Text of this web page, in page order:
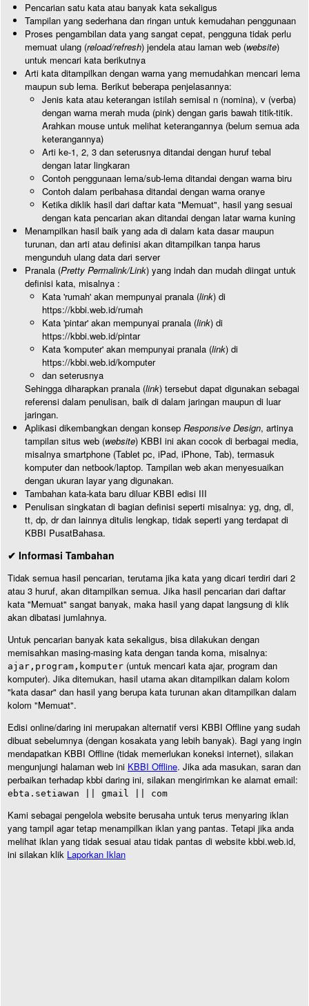
Pencarian satu kata atau banyak kata sekaligus
Tampilan yang sederhana dan ringan untuk kemudahan penggunaan
Proses pengambilan data yang sangat cepat, pengguna tidak perlu
memuat ulang (reload/refresh) jendela atau laman web (website)
untuk mencari kata berikutnya
Arti kata ditampilkan dengan warna yang memudahkan mencari lema
maupun sub lema. Berikut beberapa penjelasannya:
Jenis kata atau keterangan istilah semisal n (nomina), v (verba)
dengan warna merah muda (pink) dengan garis bawah titik-titik.
Arahkan mouse untuk melihat keterangannya (belum semua ada
keterangannya)
Arti ke-1, 2, 3 dan seterusnya ditandai dengan huruf tebal
dengan latar lingkaran
Contoh penggunaan lema/sub-lema ditandai dengan warna biru
Contoh dalam peribahasa ditandai dengan warna oranye
Ketika diklik hasil dari daftar kata "Memuat", hasil yang sesuai
dengan kata pencarian akan ditandai dengan latar warna kuning
Menampilkan hasil baik yang ada di dalam kata dasar maupun
turunan, dan arti atau definisi akan ditampilkan tanpa harus
mengunduh ulang data dari server
Pranala (Pretty Permalink/Link) yang indah dan mudah diingat untuk
definisi kata, misalnya :
Kata 'rumah' akan mempunyai pranala (link) di
https://kbbi.web.id/rumah
Kata 'pintar' akan mempunyai pranala (link) di
https://kbbi.web.id/pintar
Kata 'komputer' akan mempunyai pranala (link) di
https://kbbi.web.id/komputer
dan seterusnya
Sehingga diharapkan pranala (link) tersebut dapat digunakan sebagai
referensi dalam penulisan, baik di dalam jaringan maupun di luar
jaringan.
Aplikasi dikembangkan dengan konsep Responsive Design, artinya
tampilan situs web (website) KBBI ini akan cocok di berbagai media,
misalnya smartphone (Tablet pc, iPad, iPhone, Tab), termasuk
komputer dan netbook/laptop. Tampilan web akan menyesuaikan
dengan ukuran layar yang digunakan.
Tambahan kata-kata baru diluar KBBI edisi III
Penulisan singkatan di bagian definisi seperti misalnya: yg, dng, dl,
tt, dp, dr dan lainnya ditulis lengkap, tidak seperti yang terdapat di
KBBI PusatBahasa.
✔ Informasi Tambahan
Tidak semua hasil pencarian, terutama jika kata yang dicari terdiri dari 2
atau 3 huruf, akan ditampilkan semua. Jika hasil pencarian dari daftar
kata "Memuat" sangat banyak, maka hasil yang dapat langsung di klik
akan dibatasi jumlahnya.
Untuk pencarian banyak kata sekaligus, bisa dilakukan dengan
memisahkan masing-masing kata dengan tanda koma, misalnya:
ajar,program,komputer (untuk mencari kata ajar, program dan
komputer). Jika ditemukan, hasil utama akan ditampilkan dalam kolom
"kata dasar" dan hasil yang berupa kata turunan akan ditampilkan dalam
kolom "Memuat".
Edisi online/daring ini merupakan alternatif versi KBBI Offline yang sudah
dibuat sebelumnya (dengan kosakata yang lebih banyak). Bagi yang ingin
mendapatkan KBBI Offline (tidak memerlukan koneksi internet), silakan
mengunjungi halaman web ini KBBI Offline. Jika ada masukan, saran dan
perbaikan terhadap kbbi daring ini, silakan mengirimkan ke alamat email:
ebta.setiawan || gmail || com
Kami sebagai pengelola website berusaha untuk terus menyaring iklan
yang tampil agar tetap menampilkan iklan yang pantas. Tetapi jika anda
melihat iklan yang tidak sesuai atau tidak pantas di website kbbi.web.id,
ini silakan klik Laporkan Iklan